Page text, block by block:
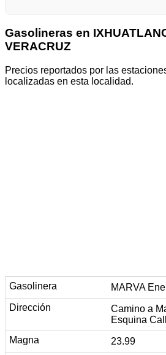
Gasolineras en
VERACRUZ
Precios reportados por las
localizadas en esta localidad.
MARVA
Camino a
Esquina
23.99